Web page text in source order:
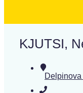
KJUTSI,